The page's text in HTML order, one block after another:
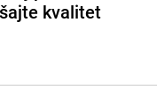
kvalitet